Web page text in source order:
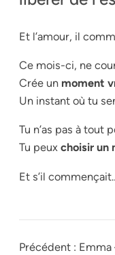
Et l’amour, il
Ce mois-ci, ne
Crée un moment
Un instant où tu
Tu n’as pas à tout
Tu peux choisir un
Et s’il
Précédent : Emma